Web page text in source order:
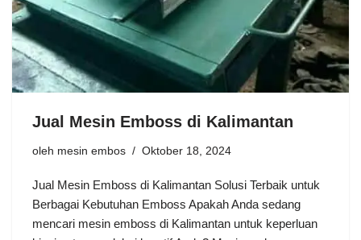
Jual Mesin Emboss di Kalimantan
oleh mesin embos Oktober 18, 2024
Jual Mesin Emboss di Kalimantan Solusi Terbaik untuk
Berbagai Kebutuhan Emboss Apakah Anda sedang
mencari mesin emboss di Kalimantan untuk keperluan